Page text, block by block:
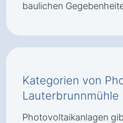
baulichen
Kategorien von
Lauterbrunnmühle
Photovoltaikanlagen